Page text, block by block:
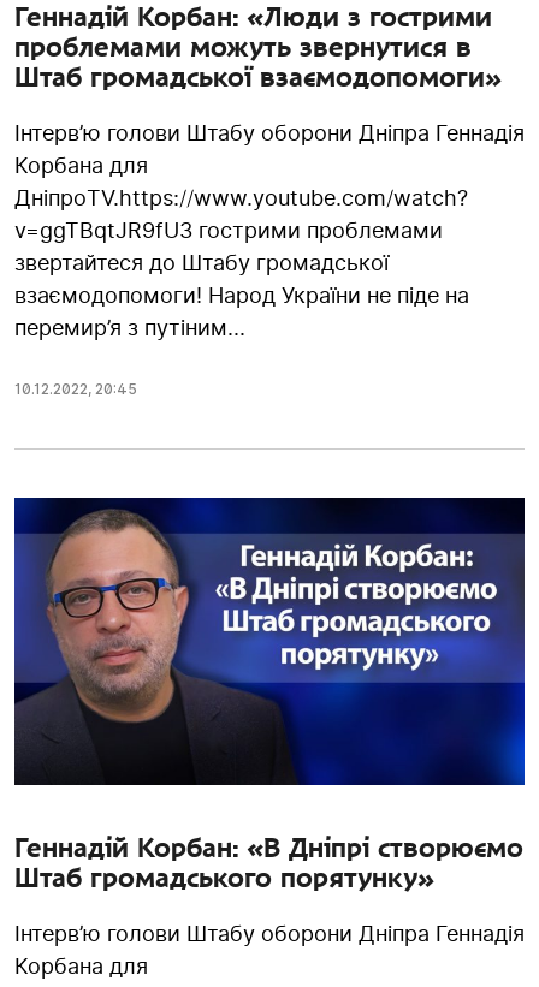
Геннадій Корбан: «Люди з гострими
проблемами можуть звернутися в
Штаб громадської взаємодопомоги»
Інтерв’ю голови Штабу оборони Дніпра Геннадія
Корбана для
ДніпроTV.https://www.youtube.com/watch?
v=ggTBqtJR9fUЗ гострими проблемами
звертайтеся до Штабу громадської
взаємодопомоги! Народ України не піде на
перемир’я з путіним...
10.12.2022, 20:45
Геннадій Корбан: «В Дніпрі створюємо
Штаб громадського порятунку»
Інтерв’ю голови Штабу оборони Дніпра Геннадія
Корбана для